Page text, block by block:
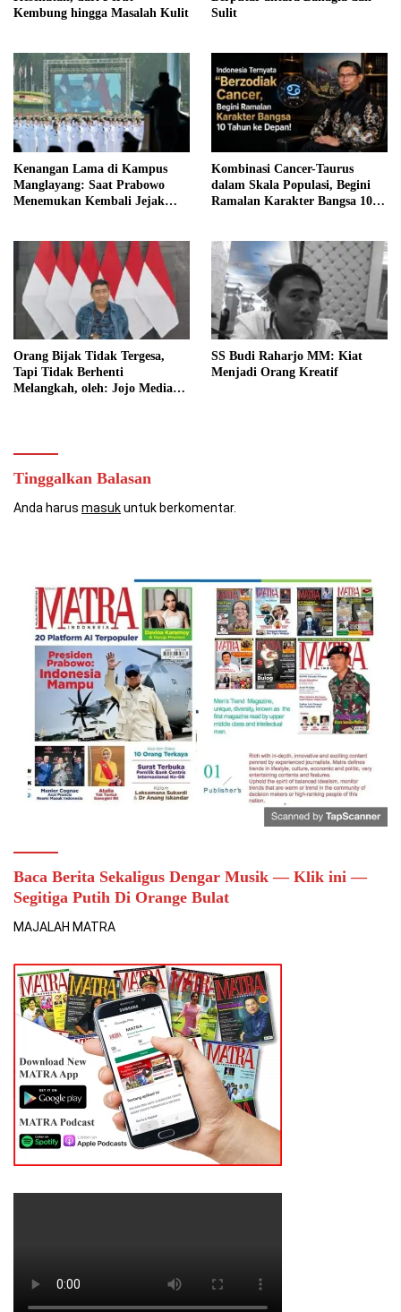
Kembung hingga Masalah Kulit
Sulit
Kenangan Lama di Kampus
Manglayang: Saat Prabowo
Menemukan Kembali Jejak
Kombinasi Cancer-Taurus
dalam Skala Populasi, Begini
Ramalan Karakter Bangsa 10
Orang Bijak Tidak Tergesa,
Tapi Tidak Berhenti
Melangkah, oleh: Jojo Media
SS Budi Raharjo MM: Kiat
Menjadi Orang Kreatif
Tinggalkan Balasan
Anda harus masukuntuk berkomentar.
Baca Berita Sekaligus Dengar Musik — Klik ini —
Segitiga Putih Di Orange Bulat
MAJALAH MATRA